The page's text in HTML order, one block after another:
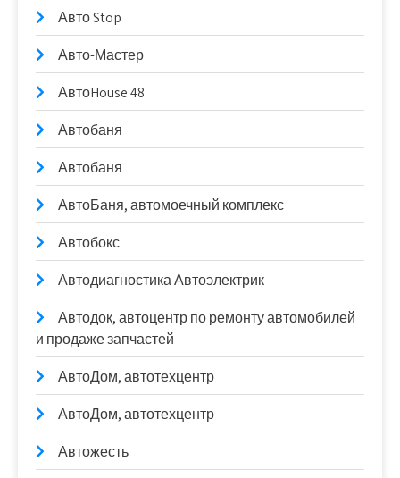
Авто Stop
Авто-Мастер
АвтоHouse 48
Автобаня
Автобаня
АвтоБаня, автомоечный комплекс
Автобокс
Автодиагностика Автоэлектрик
Автодок, автоцентр по ремонту автомобилей
и продаже запчастей
АвтоДом, автотехцентр
АвтоДом, автотехцентр
Автожесть